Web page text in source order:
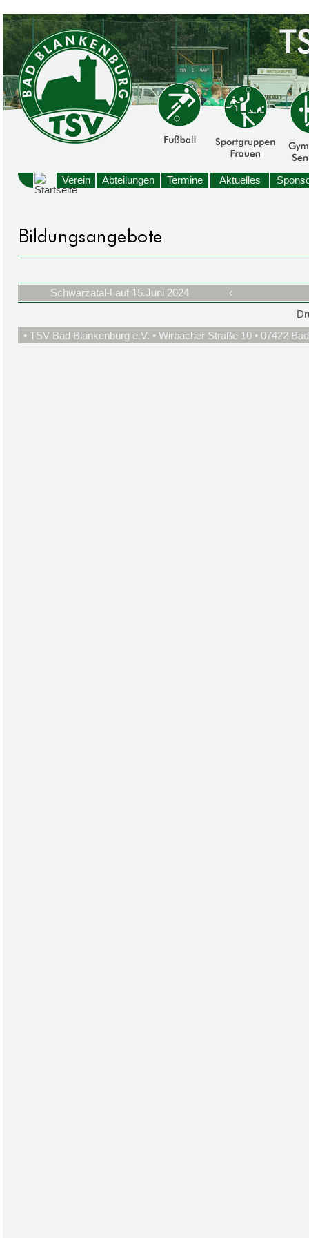
Verein Abteilungen Termine Aktuelles
Schwarzatal-Lauf 15.Juni 2024
‹
• TSV Bad Blankenburg e.V. • Wirbacher Straße 10 • 07422